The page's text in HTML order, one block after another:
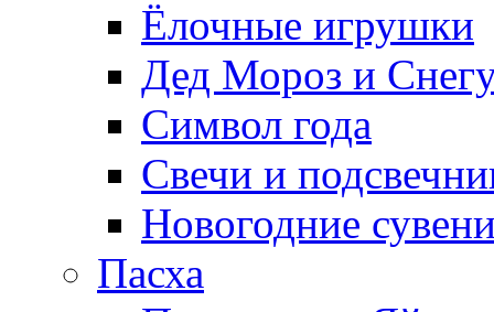
Ёлочные игрушки
Дед Мороз и
Символ года
Свечи и
Новогодние
Пасха